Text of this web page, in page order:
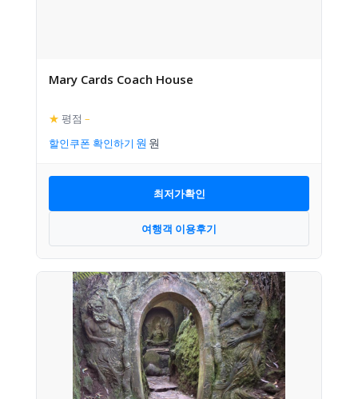
Mary Cards Coach House
★ 평점 –
할인쿠폰 확인하기
최저가확인
여행객 이용후기